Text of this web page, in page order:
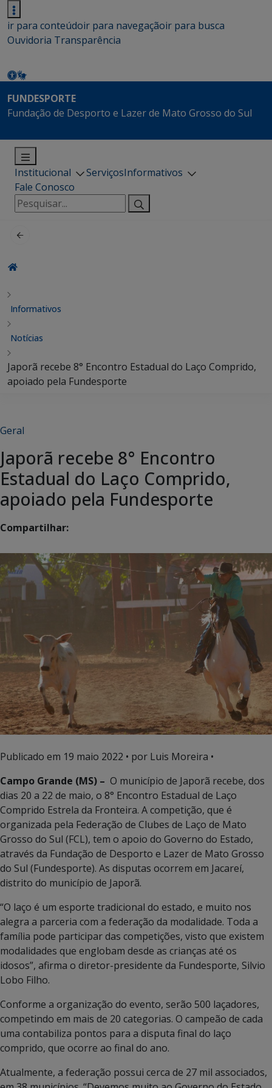
ir para conteúdoir para navegaçãoir para busca
Ouvidoria Transparência
FUNDESPORTE
Fundação de Desporto e Lazer de Mato Grosso do Sul
Institucional ServiçosInformativos
Fale Conosco
Pesquisar
por:
Informativos
Notícias
Japorã recebe 8° Encontro Estadual do Laço Comprido,
apoiado pela Fundesporte
Geral
Japorã recebe 8° Encontro
Estadual do Laço Comprido,
apoiado pela Fundesporte
Compartilhar:
Publicado em 19 maio 2022 • por Luis Moreira •
Campo Grande (MS) – O município de Japorã recebe, dos
dias 20 a 22 de maio, o 8° Encontro Estadual de Laço
Comprido Estrela da Fronteira. A competição, que é
organizada pela Federação de Clubes de Laço de Mato
Grosso do Sul (FCL), tem o apoio do Governo do Estado,
através da Fundação de Desporto e Lazer de Mato Grosso
do Sul (Fundesporte). As disputas ocorrem em Jacareí,
distrito do município de Japorã.
“O laço é um esporte tradicional do estado, e muito nos
alegra a parceria com a federação da modalidade. Toda a
família pode participar das competições, visto que existem
modalidades que englobam desde as crianças até os
idosos”, afirma o diretor-presidente da Fundesporte, Silvio
Lobo Filho.
Conforme a organização do evento, serão 500 laçadores,
competindo em mais de 20 categorias. O campeão de cada
uma contabiliza pontos para a disputa final do laço
comprido, que ocorre ao final do ano.
Atualmente, a federação possui cerca de 27 mil associados,